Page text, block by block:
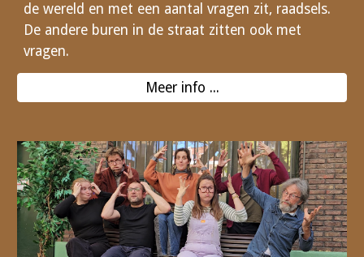
de wereld en met een aantal vragen zit, raadsels.
De andere buren in de straat zitten ook met
vragen.
Meer info ...